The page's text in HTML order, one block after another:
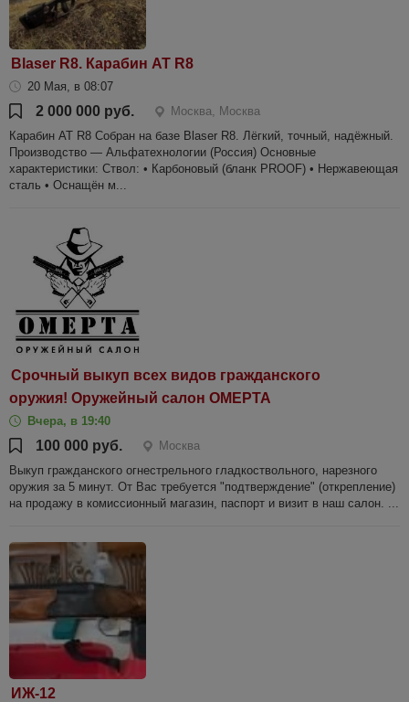
Blaser R8. Карабин AT R8
20 Мая, в 08:07
2 000 000 руб.
Москва, Москва
Карабин AT R8 Собран на базе Blaser R8. Лёгкий, точный, надёжный.
Производство — Альфатехнологии (Россия) Основные
характеристики: Ствол: • Карбоновый (бланк PROOF) • Нержавеющая
сталь • Оснащён м...
Срочный выкуп всех видов гражданского
оружия! Оружейный салон ОМЕРТА
Вчера, в 19:40
100 000 руб.
Москва
Выкуп гражданского огнестрельного гладкоствольного, нарезного
оружия за 5 минут. От Вас требуется "подтверждение" (открепление)
на продажу в комиссионный магазин, паспорт и визит в наш салон. ...
ИЖ-12